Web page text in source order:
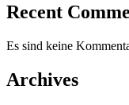
Recent
Es sind keine
Archives